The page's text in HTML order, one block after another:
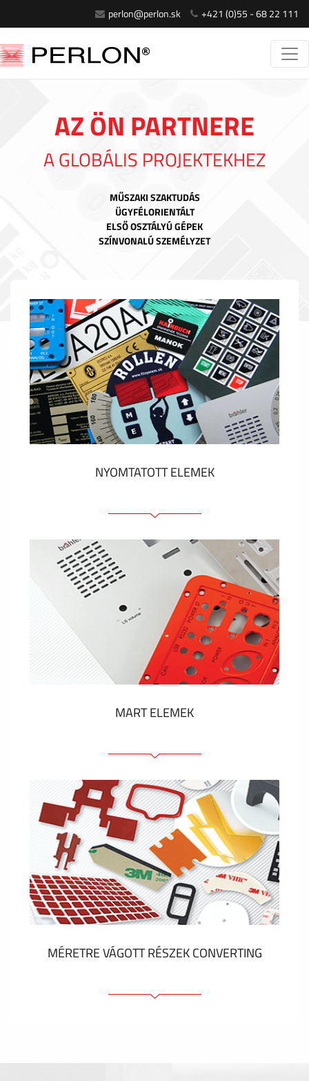
perlon@perlon.sk +421 (0)55 - 68 22 111
AZ ÖN PARTNERE
A GLOBÁLIS PROJEKTEKHEZ
MŰSZAKI SZAKTUDÁS
ÜGYFÉLORIENTÁLT
ELSŐ OSZTÁLYÚ GÉPEK
SZÍNVONALÚ SZEMÉLYZET
NYOMTATOTT ELEMEK
Fóliacímkék
Fóliabillentyűzet, Membrános billentyűzet
Fém címkék
Címkék
Műanyag címkék és cédulák
MUTASS TÖBBET
MART ELEMEK
Előlapok (elülső, tartó)
Anodizált panelek
Színes panelek
Panelek szerelőelemekkel
Gravírozott címkék
MUTASS TÖBBET
MÉRETRE VÁGOTT RÉSZEK CONVERTING